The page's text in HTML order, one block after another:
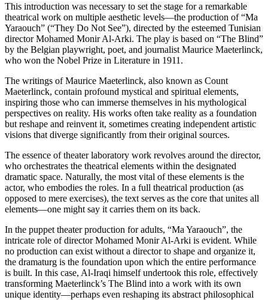
This
theatrical work
Yaraouch”
director
by the Belgian
The writings of
Maeterlinck,
inspiring those
perspectives on
but reshape
visions that
The essence of
who
dramatic space.
actor, who
opposed to
In the puppet
intricate role of
no production
the dramaturg
is built. In this
transforming
unique